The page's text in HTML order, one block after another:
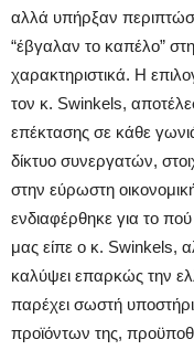
αλλά υπήρξαν
“έβγαλαν το καπέλο”
χαρακτηριστικά. Η
τον κ. Swinkels,
επέκτασης σε κάθε
δίκτυο συνεργατών,
στην εύρωστη
ενδιαφέρθηκε για το
μας είπε ο κ. Swinkels,
καλύψει επαρκώς την
παρέχει σωστή
προϊόντων της,